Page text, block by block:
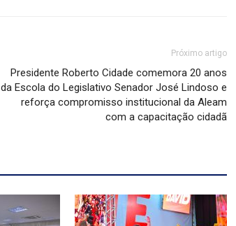
Próximo artigo
Presidente Roberto Cidade comemora 20 anos
da Escola do Legislativo Senador José Lindoso e
reforça compromisso institucional da Aleam
com a capacitação cidadã